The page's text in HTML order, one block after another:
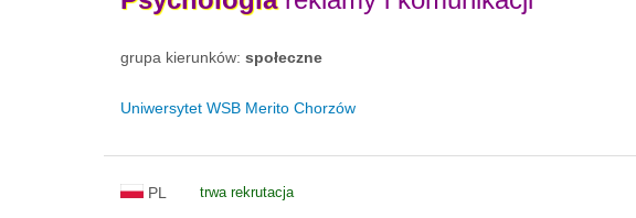
grupa kierunków: społeczne
Uniwersytet WSB Merito Chorzów
PL trwa rekrutacja